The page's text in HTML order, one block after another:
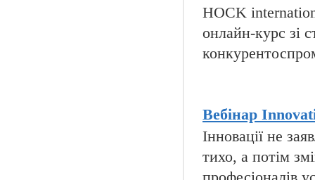
HOCK
онлайн-курс зі
Вебінар
Інновації не
тихо, а потім